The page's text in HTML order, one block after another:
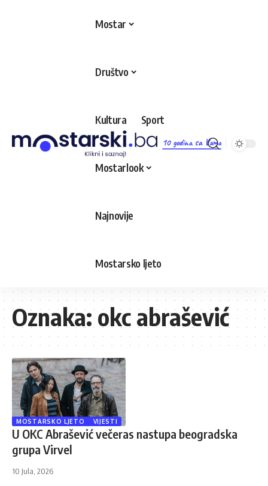
10 godina sa Vama
Mostar
Društvo
Kultura Sport
Mostarlook
Najnovije
Mostarsko ljeto
Oznaka:okc abrašević
MOSTARSKO LJETO VIJESTI
U OKC Abrašević večeras nastupa beogradska
grupa Virvel
10 Jula, 2026